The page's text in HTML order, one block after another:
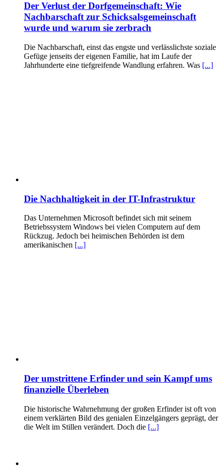
Der Verlust der Dorfgemeinschaft: Wie
Nachbarschaft zur Schicksalsgemeinschaft
wurde und warum sie zerbrach
Die Nachbarschaft, einst das engste und verlässlichste soziale
Gefüge jenseits der eigenen Familie, hat im Laufe der
Jahrhunderte eine tiefgreifende Wandlung erfahren. Was [...]
Die Nachhaltigkeit in der IT-Infrastruktur
Das Unternehmen Microsoft befindet sich mit seinem
Betriebssystem Windows bei vielen Computern auf dem
Rückzug. Jedoch bei heimischen Behörden ist dem
amerikanischen [...]
Der umstrittene Erfinder und sein Kampf ums
finanzielle Überleben
Die historische Wahrnehmung der großen Erfinder ist oft von
einem verklärten Bild des genialen Einzelgängers geprägt, der
die Welt im Stillen verändert. Doch die [...]